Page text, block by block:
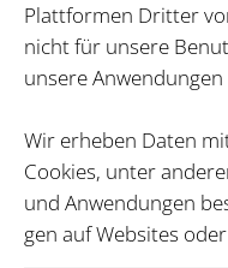
Platt­for­men Drit­ter
nicht für un­se­re
un­se­re
Wir er­he­ben Da­ten
Coo­kies, un­ter
und An­wen­dun­gen
gen auf Web­sites